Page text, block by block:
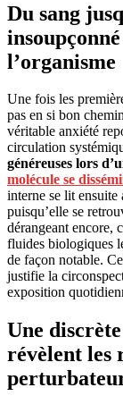
Du sang
l’organisme
Une fois les
pas en si bon
véritable anxiété
circulation
généreuses lors
molécule se
interne se lit ensuite
puisqu’elle se
dérangeant encore,
fluides biologiques
de façon notable.
justifie la
exposition
Une
révèlent les